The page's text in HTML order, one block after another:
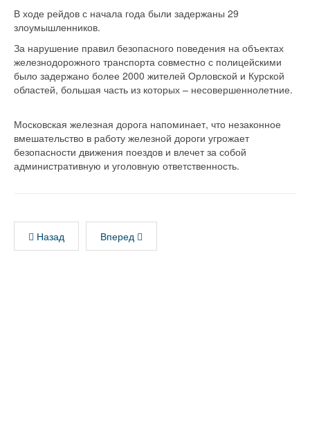
В ходе рейдов с начала года были задержаны 29
злоумышленников.
За нарушение правил безопасного поведения на объектах
железнодорожного транспорта совместно с полицейскими
было задержано более 2000 жителей Орловской и Курской
областей, большая часть из которых – несовершеннолетние.
Московская железная дорога напоминает, что незаконное
вмешательство в работу железной дороги угрожает
безопасности движения поездов и влечет за собой
административную и уголовную ответственность.
Назад Вперед